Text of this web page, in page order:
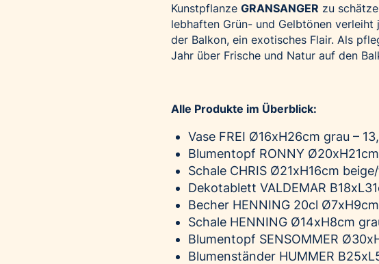
Kunstpflanze GRANSANGER zu
lebhaften Grün- und Gelbtönen
der Balkon, ein exotisches Flair. Als
Jahr über Frische und Natur auf den
Alle Produkte im Überblick:
Vase FREI Ø16xH26cm grau –
Blumentopf RONNY
Schale CHRIS Ø21xH16cm
Dekotablett VALDEMAR
Becher HENNING 20cl
Schale HENNING Ø14xH8cm
Blumentopf SENSOMMER
Blumenständer HUMMER